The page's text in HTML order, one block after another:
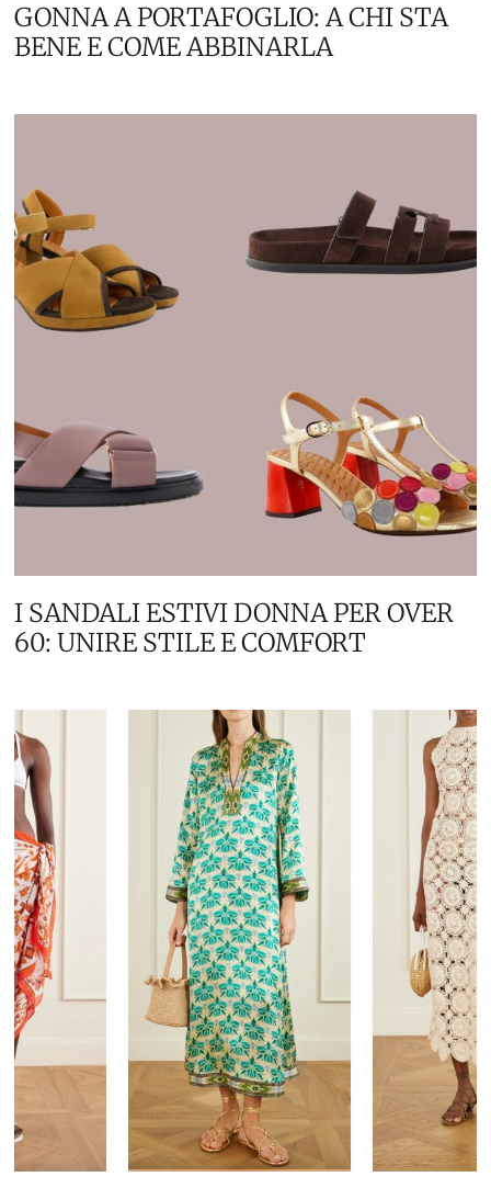
GONNA A PORTAFOGLIO: A CHI STA
BENE E COME ABBINARLA
I SANDALI ESTIVI DONNA PER OVER
60: UNIRE STILE E COMFORT